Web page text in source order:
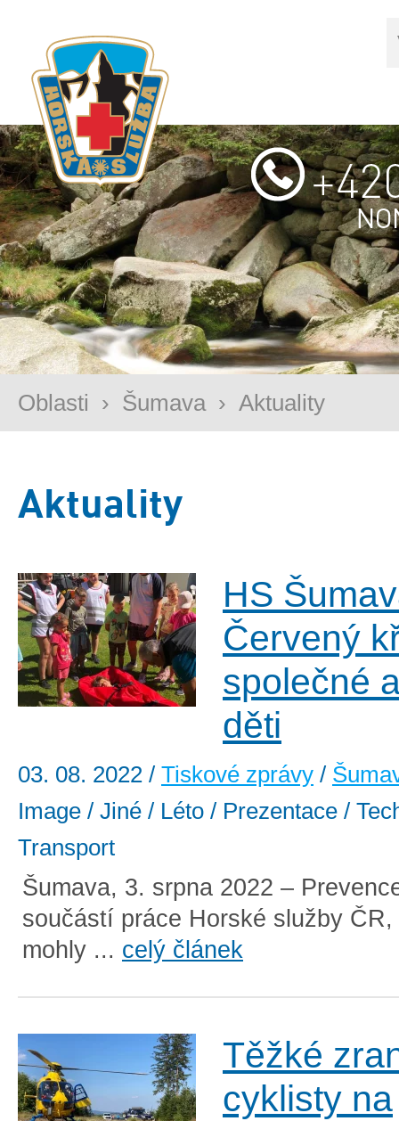
Oblasti › Šumava› Aktuality
Aktuality
HS
Červený
společné
děti
03. 08. 2022 / Tiskové zprávy /
Image / Jiné / Léto / Prezentace /
Transport
Šumava, 3. srpna 2022 –
součástí práce Horské služby
mohly ... celý článek
Těžké
cyklisty na